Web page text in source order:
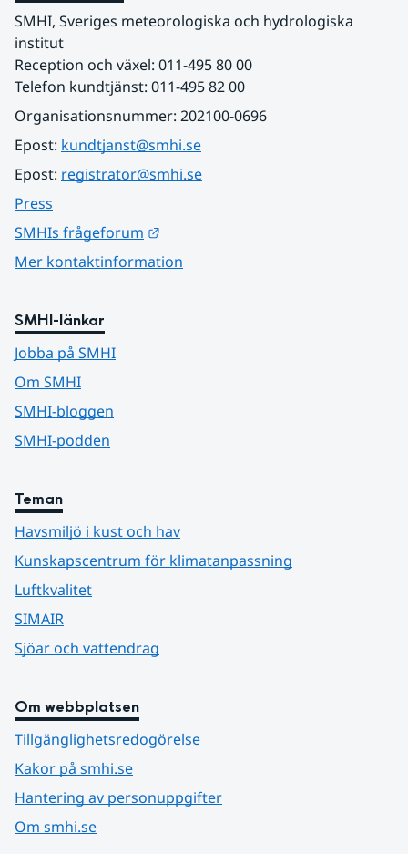
SMHI, Sveriges meteorologiska och hydrologiska
institut
Reception och växel: 011-495 80 00
Telefon kundtjänst: 011-495 82 00
Organisationsnummer: 202100-0696
Epost: kundtjanst@smhi.se
Epost: registrator@smhi.se
Press
SMHIs frågeforum
Mer kontaktinformation
SMHI-länkar
Jobba på SMHI
Om SMHI
SMHI-bloggen
SMHI-podden
Teman
Havsmiljö i kust och hav
Kunskapscentrum för klimatanpassning
Luftkvalitet
SIMAIR
Sjöar och vattendrag
Om webbplatsen
Tillgänglighetsredogörelse
Kakor på smhi.se
Hantering av personuppgifter
Om smhi.se